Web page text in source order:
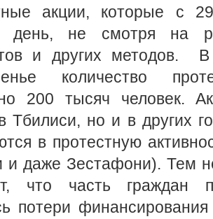
акции, которые с
день, не смотря на
и других методов.
количество
200 тысяч человек.
Тбилиси, но и в других
в протестную
и даже Зестафони). Тем
что часть граждан
потери